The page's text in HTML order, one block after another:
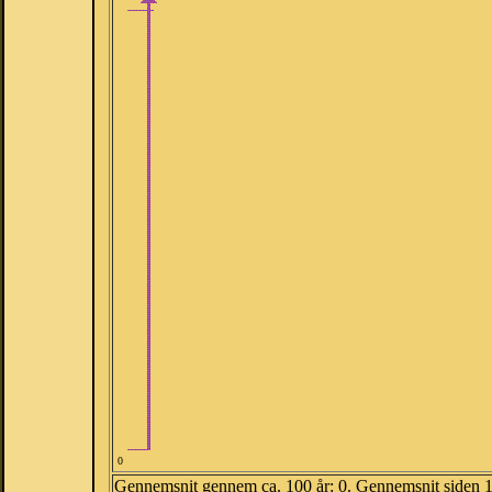
0
Gennemsnit gennem ca. 100 år: 0. Gennemsnit siden